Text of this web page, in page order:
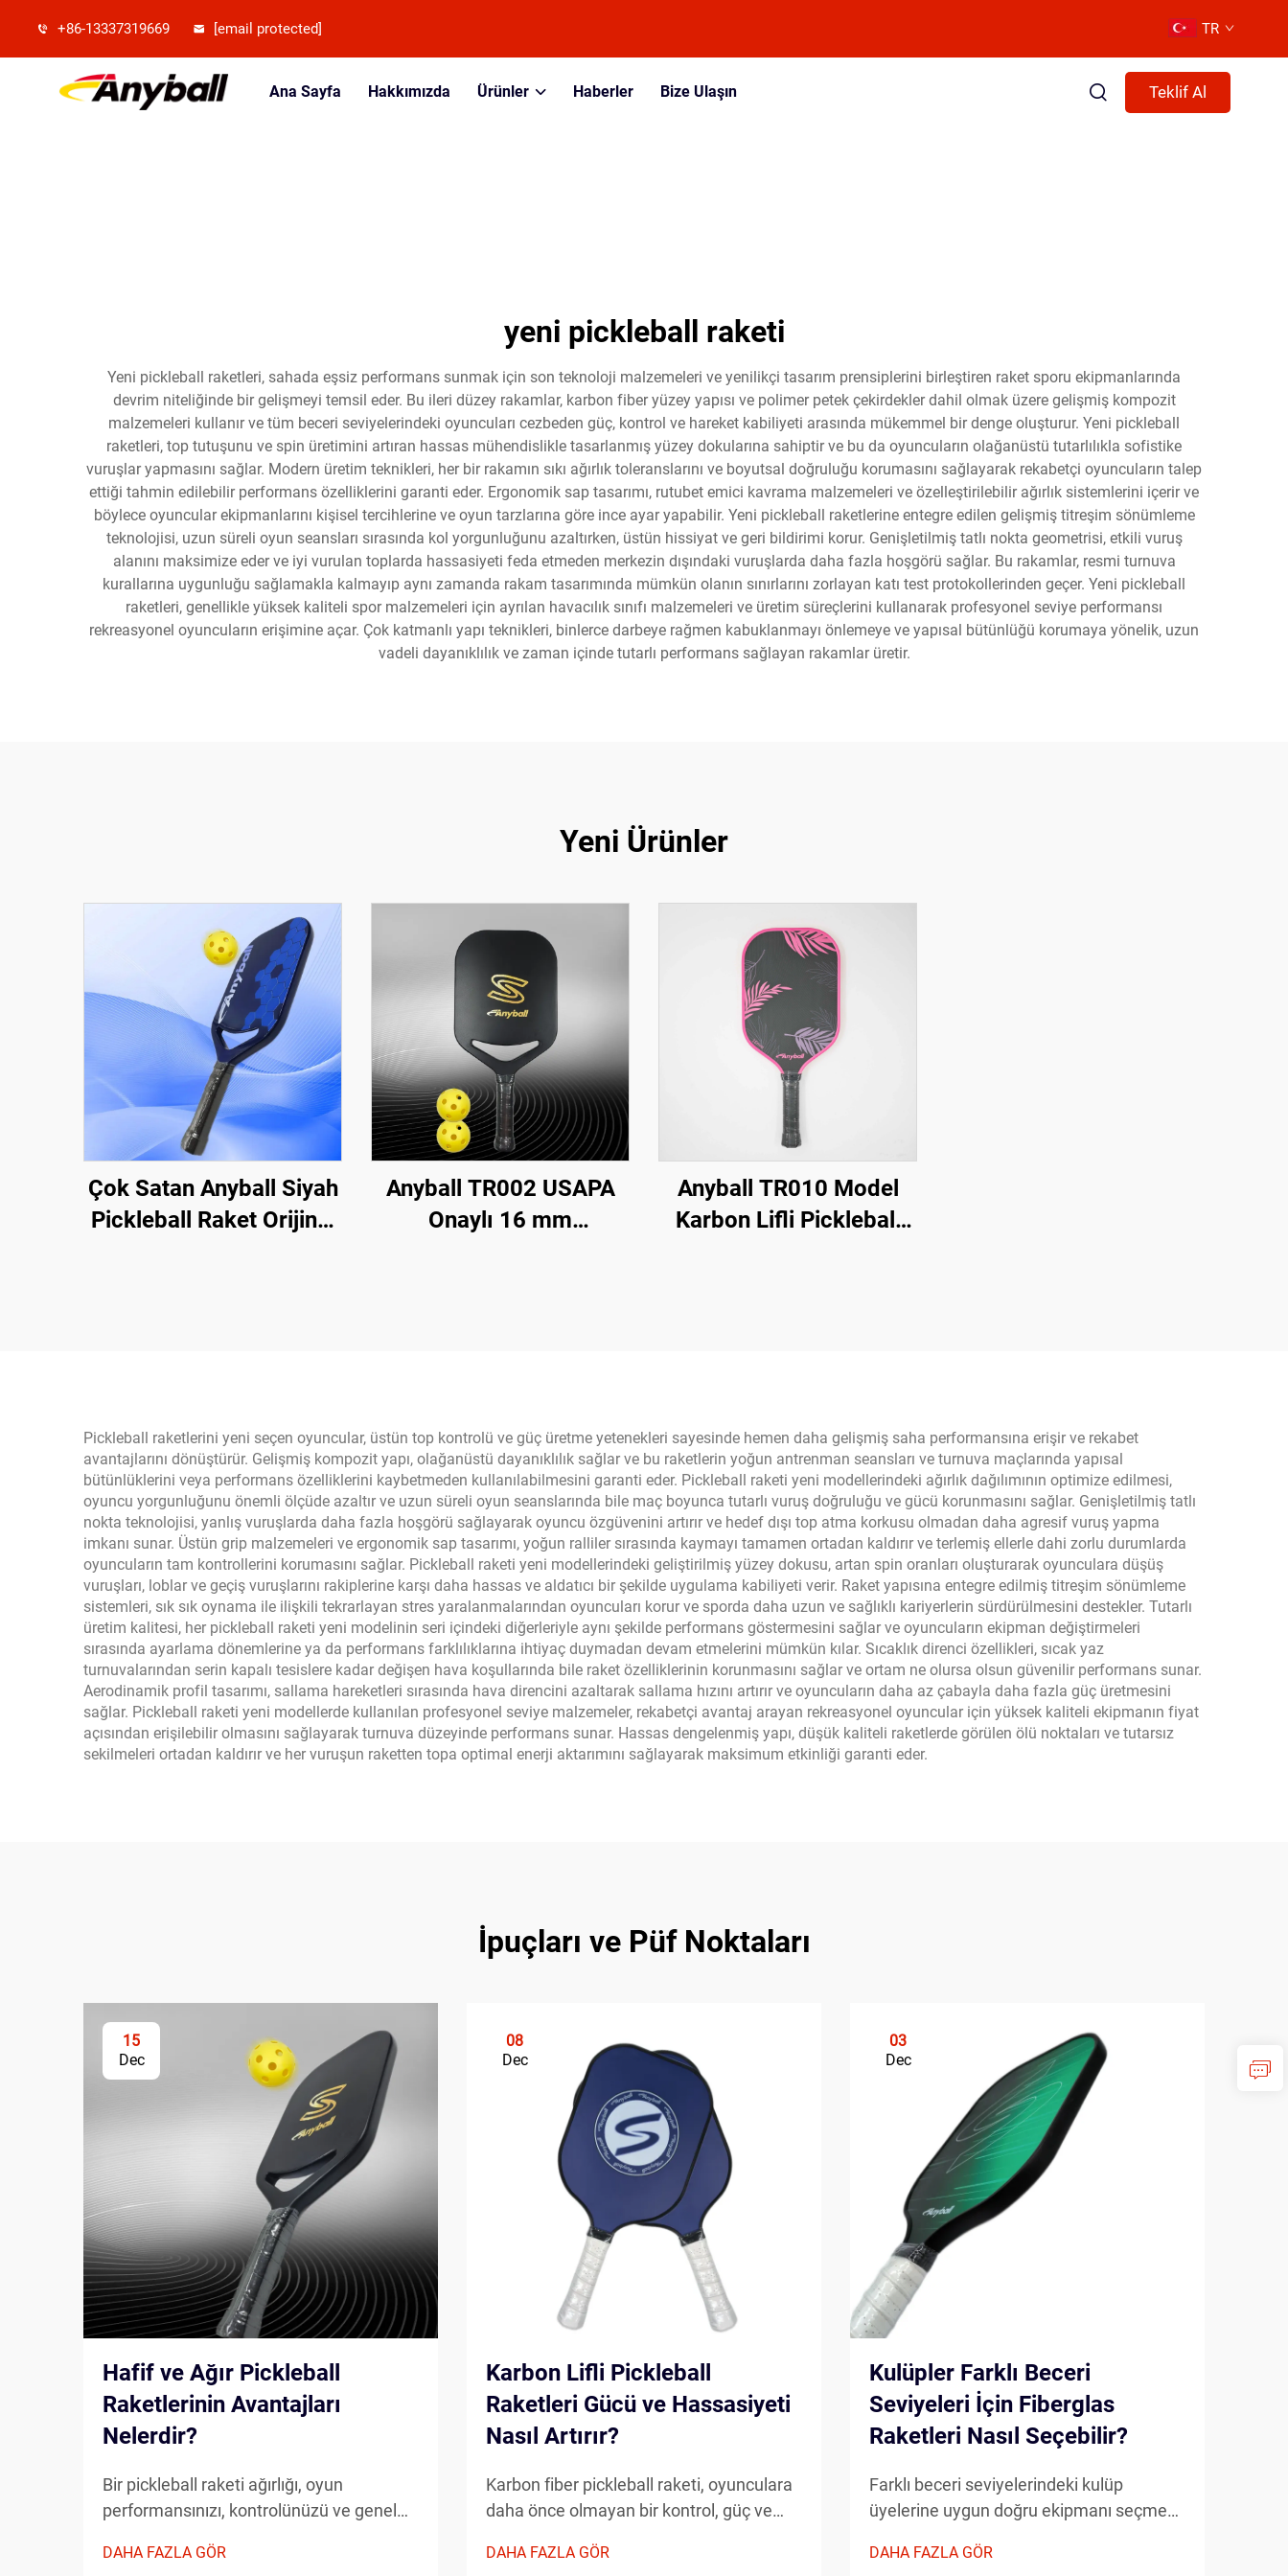
+86-13337319669 [email protected] TR
Ana Sayfa Hakkımızda Ürünler Haberler Bize Ulaşın Teklif Al
yeni pickleball raketi
Yeni pickleball raketleri, sahada eşsiz performans sunmak için son teknoloji malzemeleri ve yenilikçi tasarım prensiplerini birleştiren raket sporu ekipmanlarında
devrim niteliğinde bir gelişmeyi temsil eder. Bu ileri düzey rakamlar, karbon fiber yüzey yapısı ve polimer petek çekirdekler dahil olmak üzere gelişmiş kompozit
malzemeleri kullanır ve tüm beceri seviyelerindeki oyuncuları cezbeden güç, kontrol ve hareket kabiliyeti arasında mükemmel bir denge oluşturur. Yeni pickleball
raketleri, top tutuşunu ve spin üretimini artıran hassas mühendislikle tasarlanmış yüzey dokularına sahiptir ve bu da oyuncuların olağanüstü tutarlılıkla sofistike
vuruşlar yapmasını sağlar. Modern üretim teknikleri, her bir rakamın sıkı ağırlık toleranslarını ve boyutsal doğruluğu korumasını sağlayarak rekabetçi oyuncuların talep
ettiği tahmin edilebilir performans özelliklerini garanti eder. Ergonomik sap tasarımı, rutubet emici kavrama malzemeleri ve özelleştirilebilir ağırlık sistemlerini içerir ve
böylece oyuncular ekipmanlarını kişisel tercihlerine ve oyun tarzlarına göre ince ayar yapabilir. Yeni pickleball raketlerine entegre edilen gelişmiş titreşim sönümleme
teknolojisi, uzun süreli oyun seansları sırasında kol yorgunluğunu azaltırken, üstün hissiyat ve geri bildirimi korur. Genişletilmiş tatlı nokta geometrisi, etkili vuruş
alanını maksimize eder ve iyi vurulan toplarda hassasiyeti feda etmeden merkezin dışındaki vuruşlarda daha fazla hoşgörü sağlar. Bu rakamlar, resmi turnuva
kurallarına uygunluğu sağlamakla kalmayıp aynı zamanda rakam tasarımında mümkün olanın sınırlarını zorlayan katı test protokollerinden geçer. Yeni pickleball
raketleri, genellikle yüksek kaliteli spor malzemeleri için ayrılan havacılık sınıfı malzemeleri ve üretim süreçlerini kullanarak profesyonel seviye performansı
rekreasyonel oyuncuların erişimine açar. Çok katmanlı yapı teknikleri, binlerce darbeye rağmen kabuklanmayı önlemeye ve yapısal bütünlüğü korumaya yönelik, uzun
vadeli dayanıklılık ve zaman içinde tutarlı performans sağlayan rakamlar üretir.
Yeni Ürünler
Çok Satan Anyball Siyah
Pickleball Raket Orijinal
Anyball TR002 USAPA
Onaylı 16 mm
Anyball TR010 Model
Karbon Lifli Pickleball
Pickleball raketlerini yeni seçen oyuncular, üstün top kontrolü ve güç üretme yetenekleri sayesinde hemen daha gelişmiş saha performansına erişir ve rekabet
avantajlarını dönüştürür. Gelişmiş kompozit yapı, olağanüstü dayanıklılık sağlar ve bu raketlerin yoğun antrenman seansları ve turnuva maçlarında yapısal
bütünlüklerini veya performans özelliklerini kaybetmeden kullanılabilmesini garanti eder. Pickleball raketi yeni modellerindeki ağırlık dağılımının optimize edilmesi,
oyuncu yorgunluğunu önemli ölçüde azaltır ve uzun süreli oyun seanslarında bile maç boyunca tutarlı vuruş doğruluğu ve gücü korunmasını sağlar. Genişletilmiş tatlı
nokta teknolojisi, yanlış vuruşlarda daha fazla hoşgörü sağlayarak oyuncu özgüvenini artırır ve hedef dışı top atma korkusu olmadan daha agresif vuruş yapma
imkanı sunar. Üstün grip malzemeleri ve ergonomik sap tasarımı, yoğun ralliler sırasında kaymayı tamamen ortadan kaldırır ve terlemiş ellerle dahi zorlu durumlarda
oyuncuların tam kontrollerini korumasını sağlar. Pickleball raketi yeni modellerindeki geliştirilmiş yüzey dokusu, artan spin oranları oluşturarak oyunculara düşüş
vuruşları, loblar ve geçiş vuruşlarını rakiplerine karşı daha hassas ve aldatıcı bir şekilde uygulama kabiliyeti verir. Raket yapısına entegre edilmiş titreşim sönümleme
sistemleri, sık sık oynama ile ilişkili tekrarlayan stres yaralanmalarından oyuncuları korur ve sporda daha uzun ve sağlıklı kariyerlerin sürdürülmesini destekler. Tutarlı
üretim kalitesi, her pickleball raketi yeni modelinin seri içindeki diğerleriyle aynı şekilde performans göstermesini sağlar ve oyuncuların ekipman değiştirmeleri
sırasında ayarlama dönemlerine ya da performans farklılıklarına ihtiyaç duymadan devam etmelerini mümkün kılar. Sıcaklık direnci özellikleri, sıcak yaz
turnuvalarından serin kapalı tesislere kadar değişen hava koşullarında bile raket özelliklerinin korunmasını sağlar ve ortam ne olursa olsun güvenilir performans sunar.
Aerodinamik profil tasarımı, sallama hareketleri sırasında hava direncini azaltarak sallama hızını artırır ve oyuncuların daha az çabayla daha fazla güç üretmesini
sağlar. Pickleball raketi yeni modellerde kullanılan profesyonel seviye malzemeler, rekabetçi avantaj arayan rekreasyonel oyuncular için yüksek kaliteli ekipmanın fiyat
açısından erişilebilir olmasını sağlayarak turnuva düzeyinde performans sunar. Hassas dengelenmiş yapı, düşük kaliteli raketlerde görülen ölü noktaları ve tutarsız
sekilmeleri ortadan kaldırır ve her vuruşun raketten topa optimal enerji aktarımını sağlayarak maksimum etkinliği garanti eder.
İpuçları ve Püf Noktaları
15
Dec
Hafif ve Ağır Pickleball
Raketlerinin Avantajları
Nelerdir?
Bir pickleball raketi ağırlığı, oyun
performansınızı, kontrolünüzü ve genel
Hafif pickleball raketi ile daha ağır
DAHA FAZLA GÖR
08
Dec
Karbon Lifli Pickleball
Raketleri Gücü ve Hassasiyeti
Nasıl Artırır?
Karbon fiber pickleball raketi, oyunculara
daha önce olmayan bir kontrol, güç ve
vurmuştur. Bu gelişmiş raketler, hafif
DAHA FAZLA GÖR
03
Dec
Kulüpler Farklı Beceri
Seviyeleri İçin Fiberglas
Raketleri Nasıl Seçebilir?
Farklı beceri seviyelerindeki kulüp
üyelerine uygun doğru ekipmanı seçmek,
maliyet etkinliğinin dikkatlice
DAHA FAZLA GÖR